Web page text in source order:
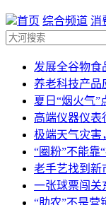
首页 综合频道 消
发展全谷物食
养老科技产品
夏日“烟火气”
高端仪器仪表
极端天气灾害
“圈粉”不能靠
老手艺找到新
一张球票闯关
“助农”不是营